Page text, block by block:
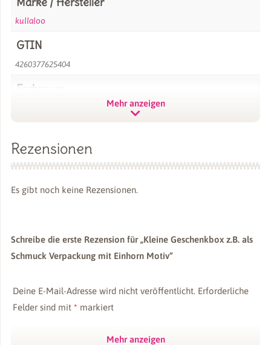
kullaloo
GTIN
4260377625404
Farbraum
Mehr anzeigen
Rezensionen
Es gibt noch keine Rezensionen.
Schreibe die erste Rezension für „Kleine Geschenkbox z.B. als
Schmuck Verpackung mit Einhorn Motiv“
Deine E-Mail-Adresse wird nicht veröffentlicht. Erforderliche
Felder sind mit * markiert
Mehr anzeigen